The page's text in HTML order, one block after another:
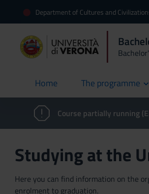
Department of Cultures and
Home
current The programme
Course partially running
Studying at the
Here you can find information on the
enrolment to graduation.